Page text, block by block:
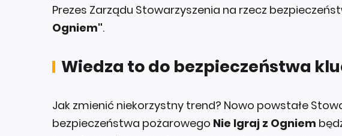
Prezes Zarządu Stowarzyszenia na rzecz
Ogniem".
Wiedza to do bezpieczeństwa
Jak zmienić niekorzystny trend? Nowo powstałe
bezpieczeństwa pożarowego Nie Igraj z Ogniem